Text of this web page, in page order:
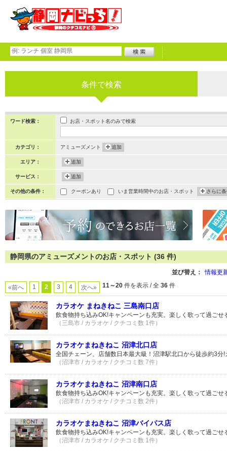
条件で検索
ワード検索： お店・スポット名のみで検索
カテゴリ： アミューズメント 追加
エリア： 追加
サービス： 追加
その他の条件： クーポンあり いま営業時間中のお店・スポット さらに
静岡県のアミューズメントのお店・スポット (36 件)
並び替え： 情報更
«前へ 1 2 3 4 次へ» 11～20 件を表示 / 全 36 件
カラオケ まねきねこ 三島南口店
飲食物持ち込みOK!キャンペーンも充実。楽しく歌って過ごせ
（三島市 / カラオケ / クチコミ数 1件）
カラオケまねきねこ 沼津北口店
全国チェーン、店舗数日本最大級！沼津駅北口から徒歩約3分
（沼津市 / カラオケ / クチコミ数 7件）
カラオケまねきねこ 沼津南口店
飲食物持ち込みOK!キャンペーンも充実。楽しく歌って過ごせ
（沼津市 / カラオケ / クチコミ数 2件）
カラオケまねきねこ 沼津バイパス店
飲食物持ち込みOK!キャンペーンも充実。楽しく歌って過ごせ
（沼津市 / カラオケ / クチコミ数 1件）